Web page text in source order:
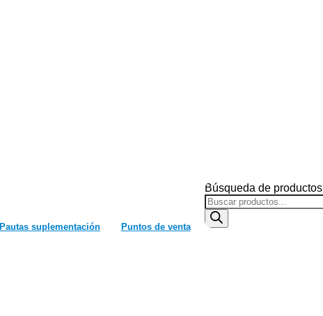
Pautas suplementación Puntos de venta
Búsqueda de productos